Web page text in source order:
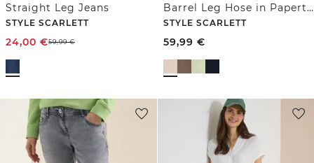
Straight Leg Jeans
STYLE SCARLETT
24,00 €59,99€
Barrel Leg Hose in Papertouch Qualität
STYLE SCARLETT
59,99 €